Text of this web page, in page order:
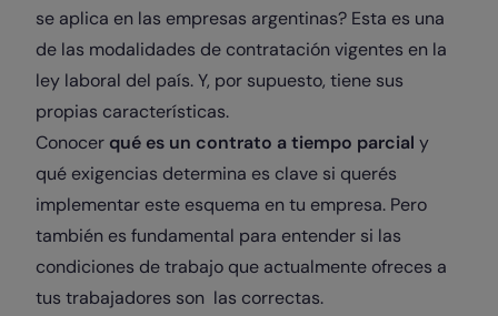
se aplica en las empresas argentinas? Esta es una
de las modalidades de contratación vigentes en la
ley laboral del país. Y, por supuesto, tiene sus
propias características.
Conocer qué es un contrato a tiempo parcial y
qué exigencias determina es clave si querés
implementar este esquema en tu empresa. Pero
también es fundamental para entender si las
condiciones de trabajo que actualmente ofreces a
tus trabajadores son las correctas.